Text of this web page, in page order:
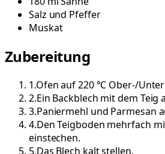
Salz und Pfeffer
Muskat
Zubereitung
1.Ofen auf 220 °C Ober-/
2.Ein Backblech mit dem Teig
3.Paniermehl und Parmesan
4.Den Teigboden mehrfach
einstechen.
5.Das Blech kalt stellen.